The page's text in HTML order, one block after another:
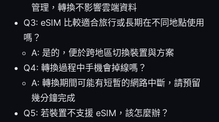
管理，轉換不影響雲端資料
Q3: eSIM 比較適合旅行或長期在不同地點使用
嗎？
A: 是的，便於跨地區切換裝置與方案
Q4: 轉換過程中手機會掉線嗎？
A: 轉換期間可能有短暫的網路中斷，請預留
幾分鐘完成
Q5: 若裝置不支援 eSIM，該怎麼辦？